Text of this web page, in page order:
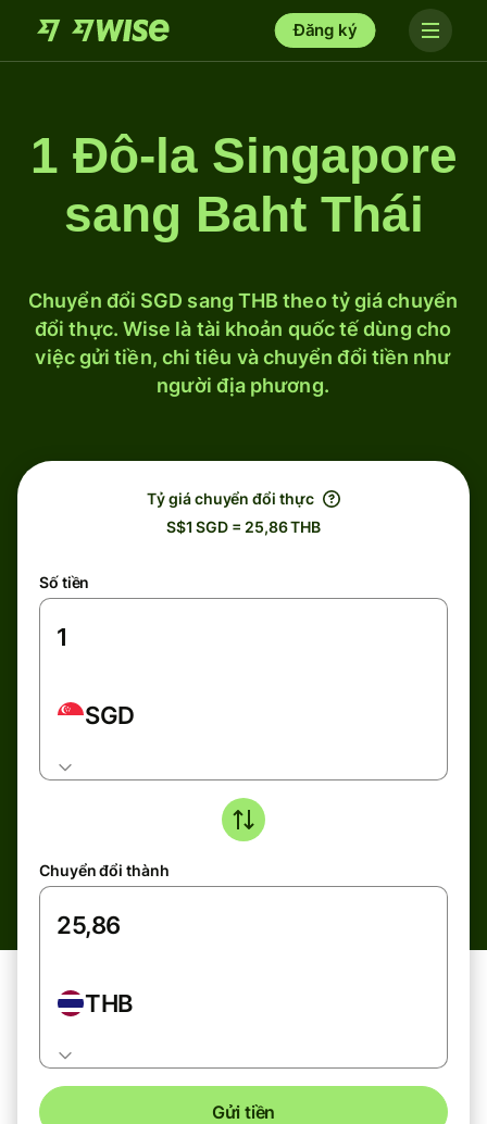
Đăng ký
1 Đô-la Singapore
sang Baht Thái
Chuyển đổi SGD sang THB theo tỷ giá chuyển
đổi thực. Wise là tài khoản quốc tế dùng cho
việc gửi tiền, chi tiêu và chuyển đổi tiền như
người địa phương.
Tỷ giá chuyển đổi thực
S$1 SGD = 25,86 THB
Số tiền
SGD
Chuyển đổi thành
THB
Gửi tiền